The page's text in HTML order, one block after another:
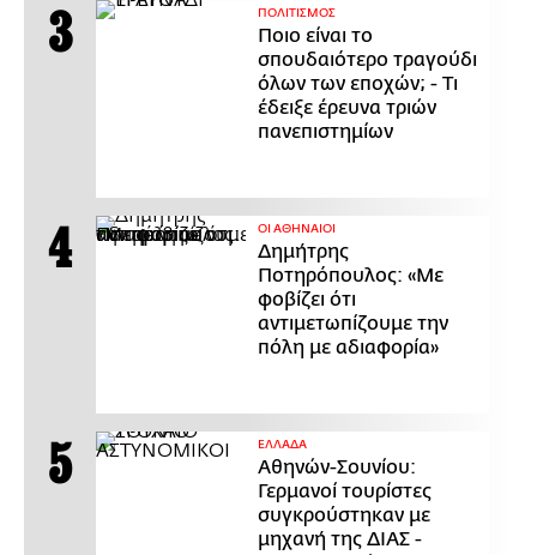
ΠΟΛΙΤΙΣΜΟΣ
Ποιο είναι το
σπουδαιότερο τραγούδι
όλων των εποχών; - Τι
έδειξε έρευνα τριών
πανεπιστημίων
ΟΙ ΑΘΗΝΑΙΟΙ
Δημήτρης
Ποτηρόπουλος: «Με
φοβίζει ότι
αντιμετωπίζουμε την
πόλη με αδιαφορία»
ΕΛΛΑΔΑ
Αθηνών-Σουνίου:
Γερμανοί τουρίστες
συγκρούστηκαν με
μηχανή της ΔΙΑΣ -